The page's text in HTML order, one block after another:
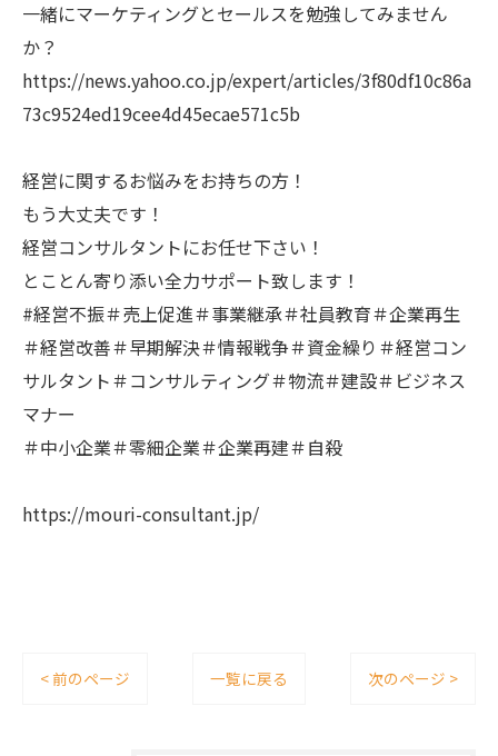
一緒にマーケティングとセールスを勉強してみません
か？
https://news.yahoo.co.jp/expert/articles/3f80df10c86a
73c9524ed19cee4d45ecae571c5b
経営に関するお悩みをお持ちの方！
もう大丈夫です！
経営コンサルタントにお任せ下さい！
とことん寄り添い全力サポート致します！
#経営不振＃売上促進＃事業継承＃社員教育＃企業再生
＃経営改善＃早期解決＃情報戦争＃資金繰り＃経営コン
サルタント＃コンサルティング＃物流＃建設＃ビジネス
マナー
＃中小企業＃零細企業＃企業再建＃自殺
https://mouri-consultant.jp/
< 前のページ 一覧に戻る 次のページ >